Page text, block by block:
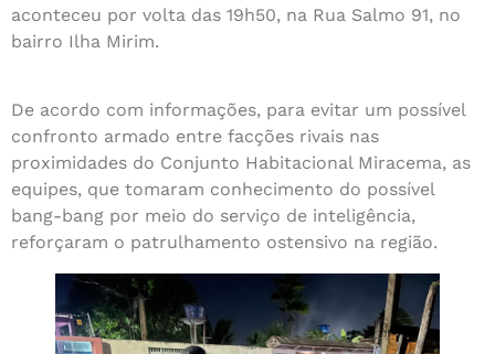
aconteceu por volta das 19h50, na Rua Salmo 91, no
bairro Ilha Mirim.
De acordo com informações, para evitar um possível
confronto armado entre facções rivais nas
proximidades do Conjunto Habitacional Miracema, as
equipes, que tomaram conhecimento do possível
bang-bang por meio do serviço de inteligência,
reforçaram o patrulhamento ostensivo na região.